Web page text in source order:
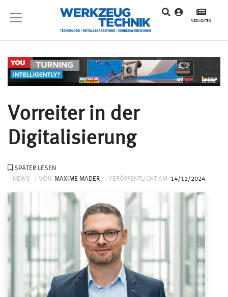
MEDIADATEN
Vorreiter in der
Digitalisierung
SPÄTER LESEN
NEWS
VON MAXIME MADER VERÖFFENTLICHT AM 14/11/2024